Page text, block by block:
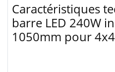
Caractéristiques
barre LED 240W
1050mm pour